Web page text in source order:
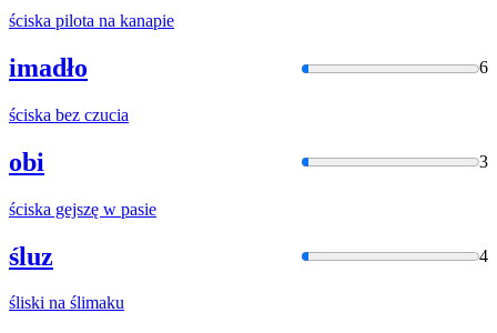
ściska pilota na kanapie
imadło 6
ściska bez czucia
obi 3
ściska gejszę w pasie
śluz 4
śliski na ślimaku